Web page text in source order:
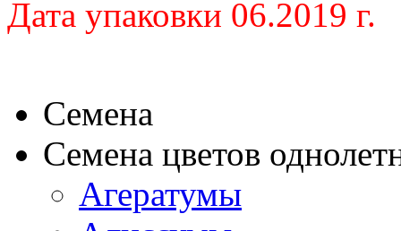
Дата упаковки 06.2019 г.
Семена
Семена цветов
Агератумы